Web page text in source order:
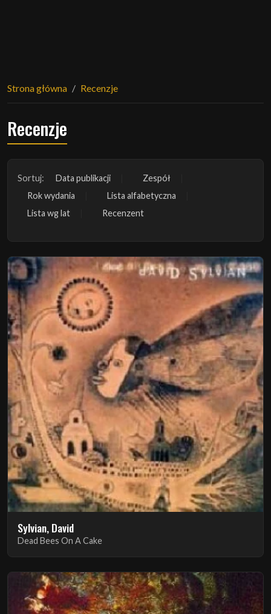
Strona główna Recenzje
Recenzje
Sortuj: Data publikacji
Zespół
Rok wydania
Lista alfabetyczna
Lista wg lat
Recenzent
Sylvian, David
Dead Bees On A Cake